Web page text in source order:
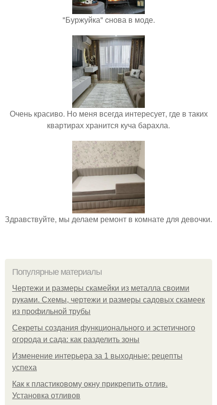
"Буржуйка" cнова в моде.
Очень красиво. Но меня всегда интересует, где в таких
квартирах хранится куча барахла.
Здравствуйте, мы делаем ремонт в комнате для девочки.
Популярные материалы
Чертежи и размеры скамейки из металла своими
руками. Схемы, чертежи и размеры садовых скамеек
из профильной трубы
Секреты создания функционального и эстетичного
огорода и сада: как разделить зоны
Изменение интерьера за 1 выходные: рецепты
успеха
Как к пластиковому окну прикрепить отлив.
Установка отливов